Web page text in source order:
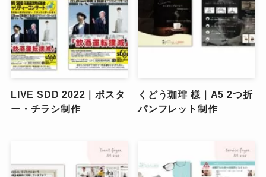
LIVE SDD 2022｜ポスタ
ー・チラシ制作
くどう珈琲 様｜A5 2つ折
パンフレット制作